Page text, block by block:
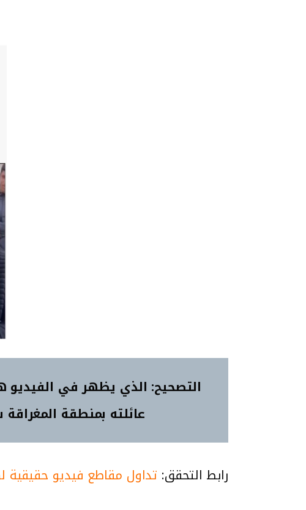
التصحيح: الذي يظهر في
عائلته بمنطقة
رابط التحقق: تداول مقاطع فيديو